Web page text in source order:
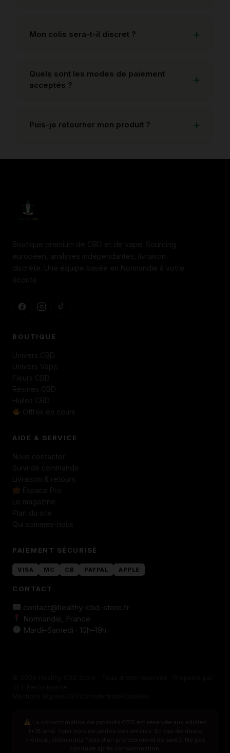
Mon colis sera-t-il discret ?
Quels sont les modes de paiement
acceptés ?
Puis-je retourner mon produit ?
BOUTIQUE
AIDE & SERVICE
PAIEMENT SÉCURISÉ
VISA MC CB PAYPAL APPLE
CONTACT
contact@healthy-cbd-store.fr
Normandie, France
Mardi–Samedi · 10h–19h
La consommation de produits CBD est réservée aux adultes
(+18 ans). Tenir hors de portée des enfants. En cas de doute
médical, demandez l'avis d'un professionnel de santé. Ne pas
conduire après consommation.